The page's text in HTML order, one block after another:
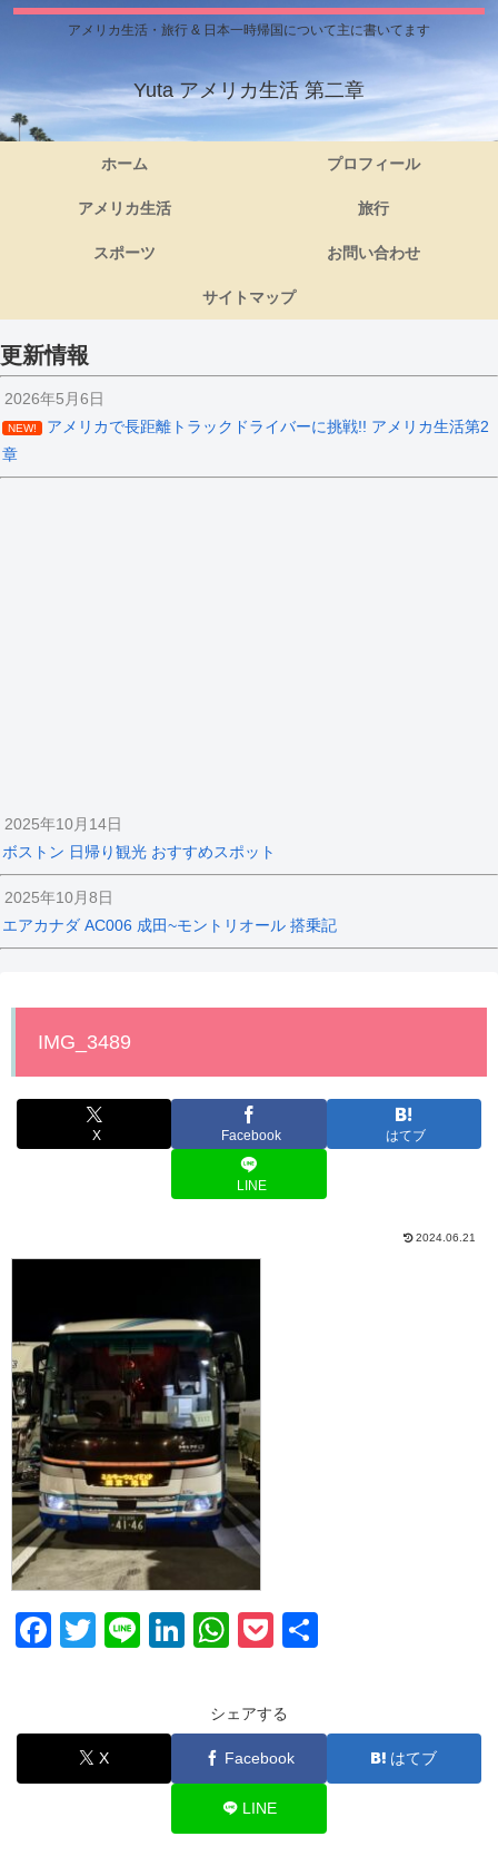
アメリカ生活・旅行 & 日本一時帰国について主に書いてます
Yuta アメリカ生活 第二章
ホーム プロフィール
アメリカ生活 旅行
スポーツ お問い合わせ
サイトマップ
更新情報
2026年5月6日
NEW!
アメリカで長距離トラックドライバーに挑戦!! アメリカ生活第2
章
2025年10月14日
ボストン 日帰り観光 おすすめスポット
2025年10月8日
エアカナダ AC006 成田~モントリオール 搭乗記
IMG_3489
X Facebook はてブ
LINE
2024.06.21
F
e
b
T
er
Li
Li
e
dI
W
at
s
A
p
p
P
ck
et
シェアする
X Facebook はてブ
LINE